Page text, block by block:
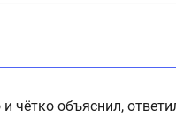
чётко объяснил,